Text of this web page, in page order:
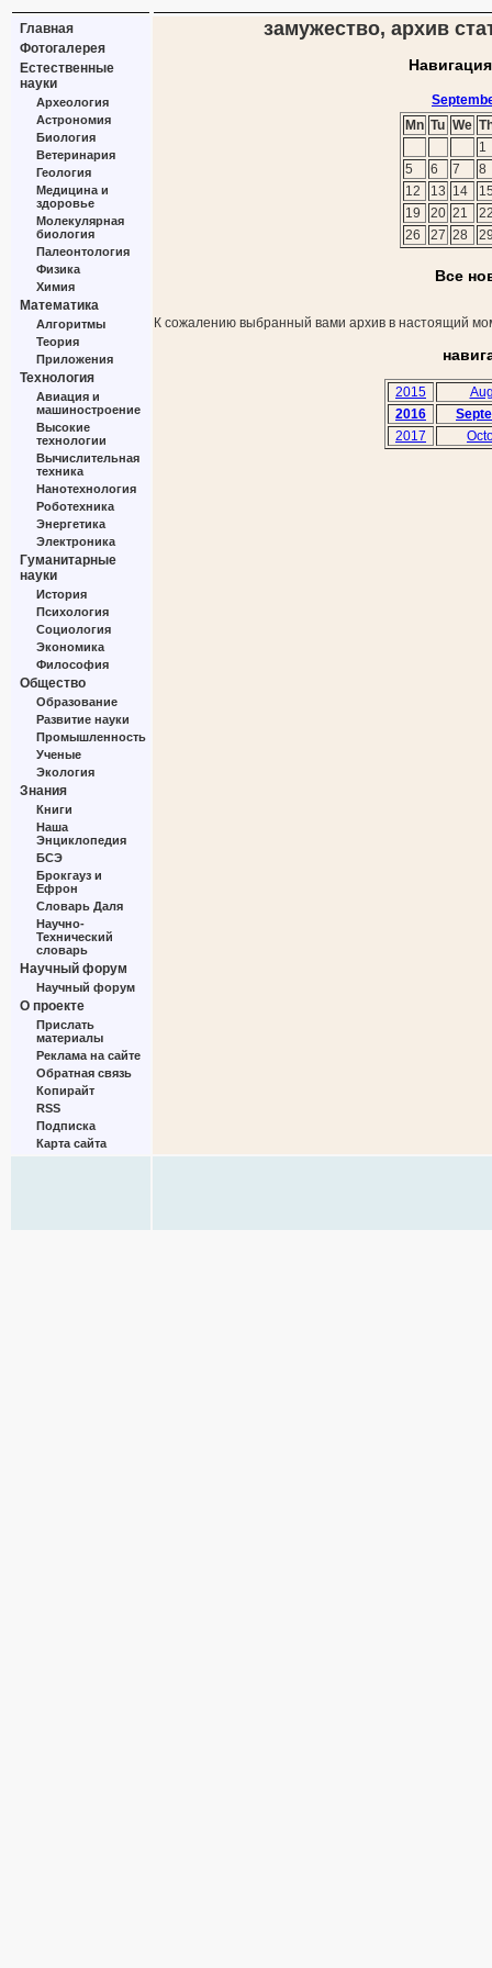
Главная
Фотогалерея
Естественные
науки
Археология
Астрономия
Биология
Ветеринария
Геология
Медицина и
здоровье
Молекулярная
биология
Палеонтология
Физика
Химия
Математика
Алгоритмы
Теория
Приложения
Технология
Авиация и
машиностроение
Высокие
технологии
Вычислительная
техника
Нанотехнология
Роботехника
Энергетика
Электроника
Гуманитарные
науки
История
Психология
Социология
Экономика
Философия
Общество
Образование
Развитие науки
Промышленность
Ученые
Экология
Знания
Книги
Наша
Энциклопедия
БСЭ
Брокгауз и
Ефрон
Словарь Даля
Научно-
Технический
словарь
Научный форум
Научный форум
О проекте
Прислать
материалы
Реклама на сайте
Обратная связь
Копирайт
RSS
Подписка
Карта сайта
замужество, архив
Mn Tu We
1
5
6 7
8
12
13 14
19
20 21
26
27 28
Все
К сожалению выбранный вами архив в настоящий
2015
2016
2017